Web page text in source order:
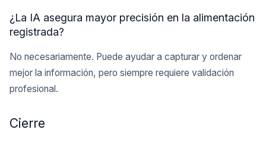
¿La IA asegura mayor precisión en la alimentación
registrada?
No necesariamente. Puede ayudar a capturar y ordenar
mejor la información, pero siempre requiere validación
profesional.
Cierre